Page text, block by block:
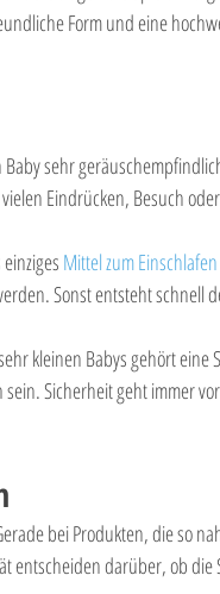
Form und eine
sehr
Eindrücken, Besuch
Mittel zum Einschlafen
Sonst entsteht schnell
kleinen Babys gehört eine
Sicherheit geht immer
bei Produkten, die so
entscheiden darüber, ob die